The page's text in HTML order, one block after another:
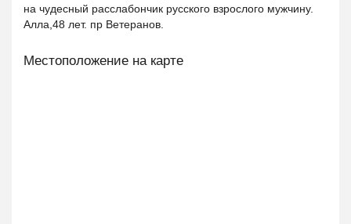
на чудесный расслабончик русского взрослого мужчину.
Алла,48 лет. пр Ветеранов.
Местоположение на карте